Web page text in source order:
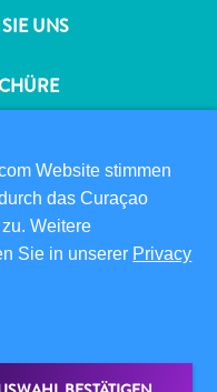
UNS
Website stimmen
das Curaçao
Weitere
Sie in unserer Privacy